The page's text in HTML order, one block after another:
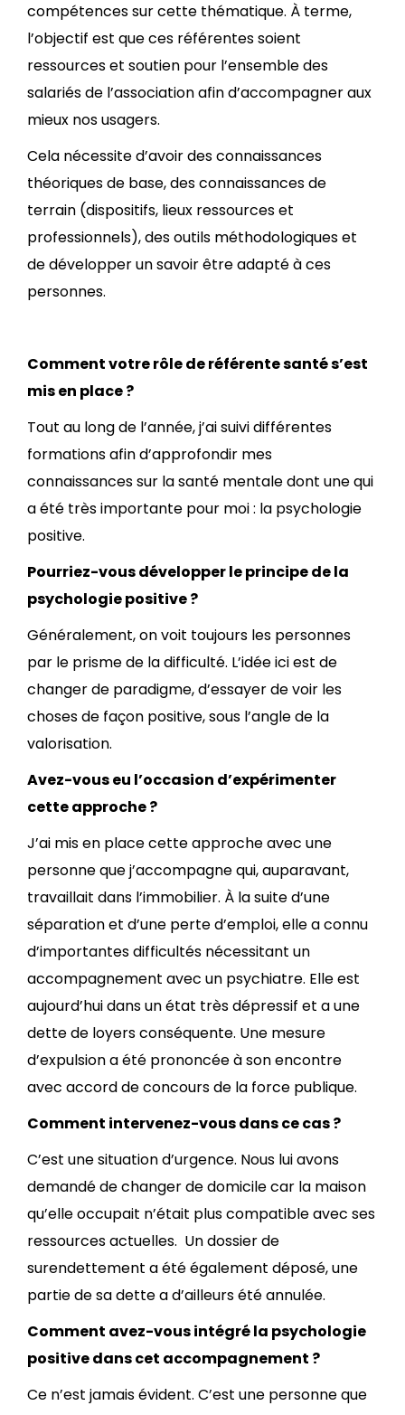
compétences sur cette thématique. À terme,
l’objectif est que ces référentes soient
ressources et soutien pour l’ensemble des
salariés de l’association afin d’accompagner aux
mieux nos usagers.
Cela nécessite d’avoir des connaissances
théoriques de base, des connaissances de
terrain (dispositifs, lieux ressources et
professionnels), des outils méthodologiques et
de développer un savoir être adapté à ces
personnes.
Comment votre rôle de référente santé s’est
mis en place ?
Tout au long de l’année, j’ai suivi différentes
formations afin d’approfondir mes
connaissances sur la santé mentale dont une qui
a été très importante pour moi : la psychologie
positive.
Pourriez-vous développer le principe de la
psychologie positive ?
Généralement, on voit toujours les personnes
par le prisme de la difficulté. L’idée ici est de
changer de paradigme, d’essayer de voir les
choses de façon positive, sous l’angle de la
valorisation.
Avez-vous eu l’occasion d’expérimenter
cette approche ?
J’ai mis en place cette approche avec une
personne que j’accompagne qui, auparavant,
travaillait dans l’immobilier. À la suite d’une
séparation et d’une perte d’emploi, elle a connu
d’importantes difficultés nécessitant un
accompagnement avec un psychiatre. Elle est
aujourd’hui dans un état très dépressif et a une
dette de loyers conséquente. Une mesure
d’expulsion a été prononcée à son encontre
avec accord de concours de la force publique.
Comment intervenez-vous dans ce cas ?
C’est une situation d’urgence. Nous lui avons
demandé de changer de domicile car la maison
qu’elle occupait n’était plus compatible avec ses
ressources actuelles. Un dossier de
surendettement a été également déposé, une
partie de sa dette a d’ailleurs été annulée.
Comment avez-vous intégré la psychologie
positive dans cet accompagnement ?
Ce n’est jamais évident. C’est une personne que